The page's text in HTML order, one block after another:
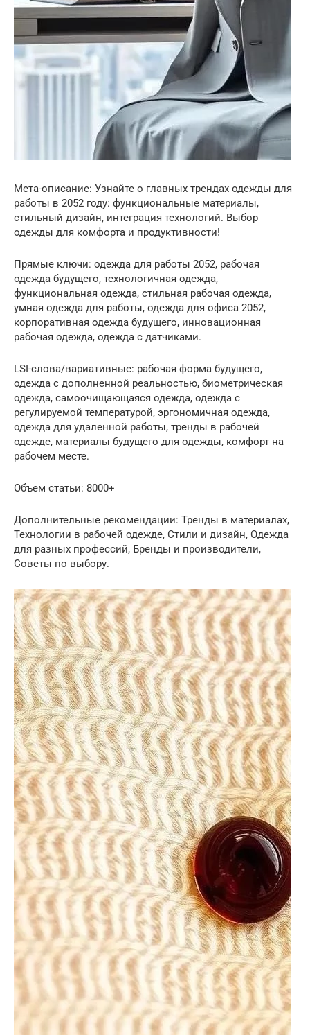
Мета-описание: Узнайте о главных трендах одежды для
работы в 2052 году: функциональные материалы,
стильный дизайн, интеграция технологий. Выбор
одежды для комфорта и продуктивности!
Прямые ключи: одежда для работы 2052, рабочая
одежда будущего, технологичная одежда,
функциональная одежда, стильная рабочая одежда,
умная одежда для работы, одежда для офиса 2052,
корпоративная одежда будущего, инновационная
рабочая одежда, одежда с датчиками.
LSI-слова/вариативные: рабочая форма будущего,
одежда с дополненной реальностью, биометрическая
одежда, самоочищающаяся одежда, одежда с
регулируемой температурой, эргономичная одежда,
одежда для удаленной работы, тренды в рабочей
одежде, материалы будущего для одежды, комфорт на
рабочем месте.
Объем статьи: 8000+
Дополнительные рекомендации: Тренды в материалах,
Технологии в рабочей одежде, Стили и дизайн, Одежда
для разных профессий, Бренды и производители,
Советы по выбору.